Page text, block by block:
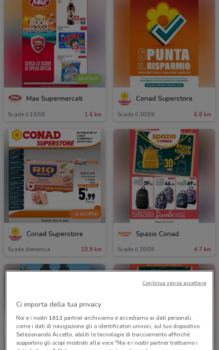
NUOVO
Max Supermercati
Scade il 19/08 1.6 km
Conad Superstore
Scade il 30/09 6.8 km
-2 GIORNI
Conad Superstore
Scade domenica 10.9 km
Spazio Conad
Scade il 30/09 4.7 km
Ci importa della tua privacy
Noi e i nostri 1012partner archiviamo e accediamo ai dati personali,
come i dati di navigazione gli o identificatori univoci, sul tuo dispositivo.
Selezionando Accetto, abiliti le tecnologie di tracciamento affinché
supportino gli scopi mostrati alla voce "Noi e i nostri partner trattiamo i
Continua senza accettare